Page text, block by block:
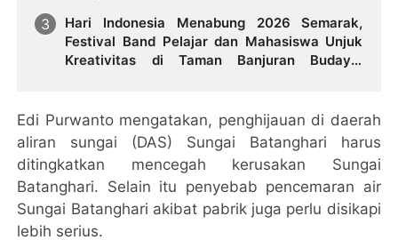
Hari Indonesia Menabung 2026 Semarak,
Festival Band Pelajar dan Mahasiswa Unjuk
Kreativitas di Taman Banjuran Budayo,
Edi Purwanto mengatakan, penghijauan di daerah
aliran sungai (DAS) Sungai Batanghari harus
ditingkatkan mencegah kerusakan Sungai
Batanghari. Selain itu penyebab pencemaran air
Sungai Batanghari akibat pabrik juga perlu disikapi
lebih serius.